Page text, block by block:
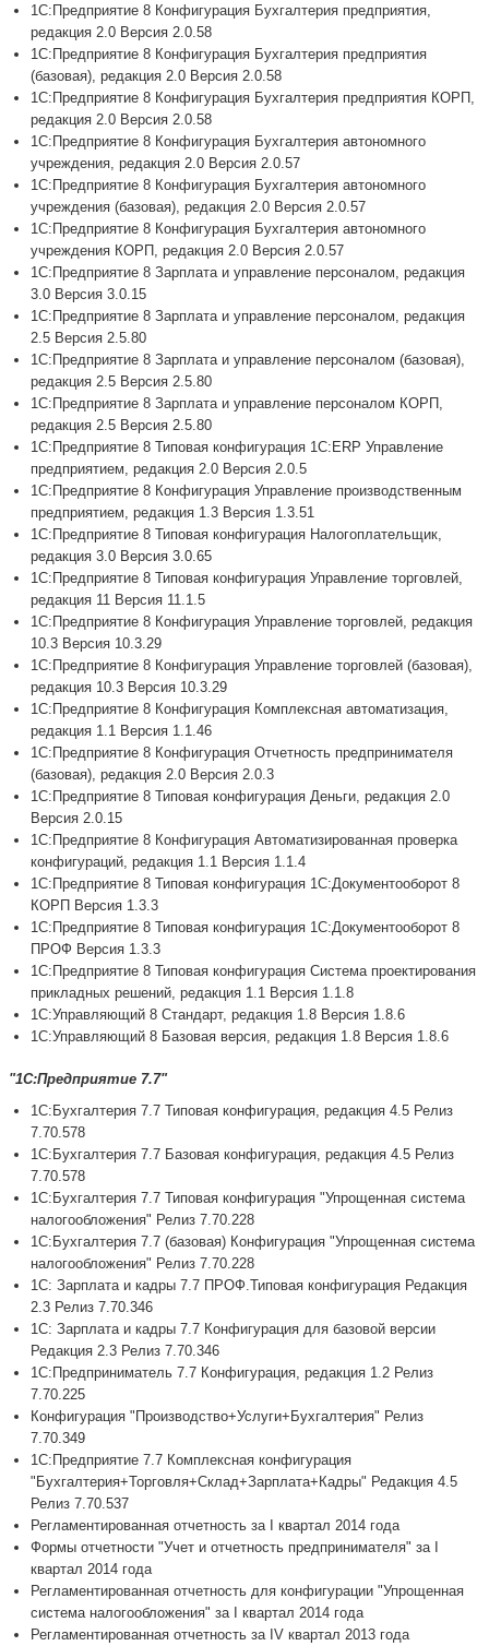
1С:Предприятие 8 Конфигурация Бухгалтерия предприятия,
редакция 2.0 Версия 2.0.58
1С:Предприятие 8 Конфигурация Бухгалтерия предприятия
(базовая), редакция 2.0 Версия 2.0.58
1С:Предприятие 8 Конфигурация Бухгалтерия предприятия КОРП,
редакция 2.0 Версия 2.0.58
1С:Предприятие 8 Конфигурация Бухгалтерия автономного
учреждения, редакция 2.0 Версия 2.0.57
1С:Предприятие 8 Конфигурация Бухгалтерия автономного
учреждения (базовая), редакция 2.0 Версия 2.0.57
1С:Предприятие 8 Конфигурация Бухгалтерия автономного
учреждения КОРП, редакция 2.0 Версия 2.0.57
1С:Предприятие 8 Зарплата и управление персоналом, редакция
3.0 Версия 3.0.15
1С:Предприятие 8 Зарплата и управление персоналом, редакция
2.5 Версия 2.5.80
1С:Предприятие 8 Зарплата и управление персоналом (базовая),
редакция 2.5 Версия 2.5.80
1С:Предприятие 8 Зарплата и управление персоналом КОРП,
редакция 2.5 Версия 2.5.80
1С:Предприятие 8 Типовая конфигурация 1С:ERP Управление
предприятием, редакция 2.0 Версия 2.0.5
1С:Предприятие 8 Конфигурация Управление производственным
предприятием, редакция 1.3 Версия 1.3.51
1С:Предприятие 8 Типовая конфигурация Налогоплательщик,
редакция 3.0 Версия 3.0.65
1С:Предприятие 8 Типовая конфигурация Управление торговлей,
редакция 11 Версия 11.1.5
1С:Предприятие 8 Конфигурация Управление торговлей, редакция
10.3 Версия 10.3.29
1С:Предприятие 8 Конфигурация Управление торговлей (базовая),
редакция 10.3 Версия 10.3.29
1С:Предприятие 8 Конфигурация Комплексная автоматизация,
редакция 1.1 Версия 1.1.46
1С:Предприятие 8 Конфигурация Отчетность предпринимателя
(базовая), редакция 2.0 Версия 2.0.3
1С:Предприятие 8 Типовая конфигурация Деньги, редакция 2.0
Версия 2.0.15
1С:Предприятие 8 Конфигурация Автоматизированная проверка
конфигураций, редакция 1.1 Версия 1.1.4
1С:Предприятие 8 Типовая конфигурация 1С:Документооборот 8
КОРП Версия 1.3.3
1С:Предприятие 8 Типовая конфигурация 1С:Документооборот 8
ПРОФ Версия 1.3.3
1С:Предприятие 8 Типовая конфигурация Система проектирования
прикладных решений, редакция 1.1 Версия 1.1.8
1С:Управляющий 8 Стандарт, редакция 1.8 Версия 1.8.6
1С:Управляющий 8 Базовая версия, редакция 1.8 Версия 1.8.6
"1С:Предприятие 7.7"
1С:Бухгалтерия 7.7 Типовая конфигурация, редакция 4.5 Релиз
7.70.578
1С:Бухгалтерия 7.7 Базовая конфигурация, редакция 4.5 Релиз
7.70.578
1С:Бухгалтерия 7.7 Типовая конфигурация "Упрощенная система
налогообложения" Релиз 7.70.228
1С:Бухгалтерия 7.7 (базовая) Конфигурация "Упрощенная система
налогообложения" Релиз 7.70.228
1С: Зарплата и кадры 7.7 ПРОФ.Типовая конфигурация Редакция
2.3 Релиз 7.70.346
1С: Зарплата и кадры 7.7 Конфигурация для базовой версии
Редакция 2.3 Релиз 7.70.346
1С:Предприниматель 7.7 Конфигурация, редакция 1.2 Релиз
7.70.225
Конфигурация "Производство+Услуги+Бухгалтерия" Релиз
7.70.349
1С:Предприятие 7.7 Комплексная конфигурация
"Бухгалтерия+Торговля+Склад+Зарплата+Кадры" Редакция 4.5
Релиз 7.70.537
Регламентированная отчетность за I квартал 2014 года
Формы отчетности "Учет и отчетность предпринимателя" за I
квартал 2014 года
Регламентированная отчетность для конфигурации "Упрощенная
система налогообложения" за I квартал 2014 года
Регламентированная отчетность за IV квартал 2013 года